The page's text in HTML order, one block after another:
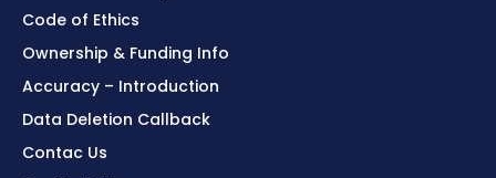
Code of Ethics
Ownership & Funding Info
Accuracy – Introduction
Data Deletion Callback
Contac Us